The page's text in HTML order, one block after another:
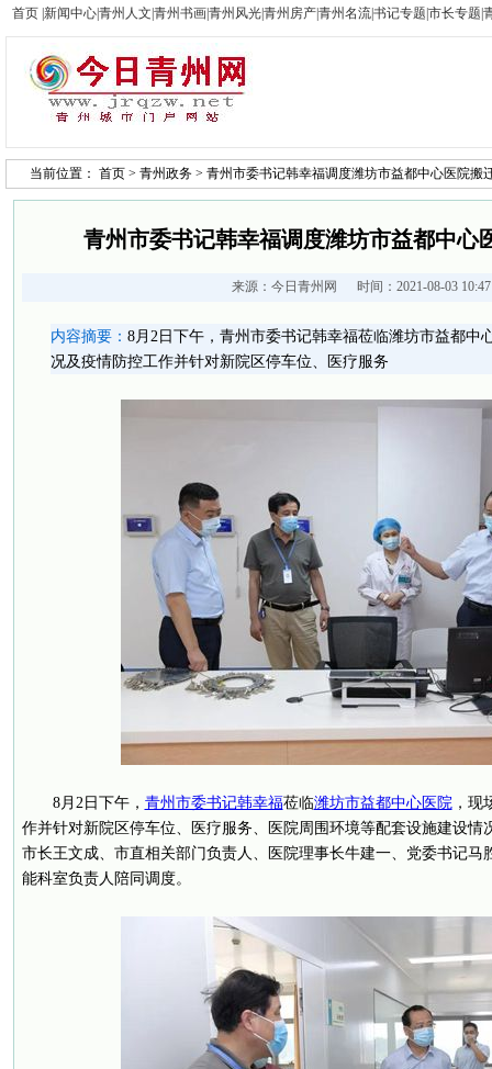
首页 新闻中心青州人文 青州书画青州风光青州房产青州名流书记专题 市长专题
当前位置： 首页 > 青州政务 > 青州市委书记韩幸福调度潍坊市益都中心医院搬
青州市委书记韩幸福调度潍坊市益都中心
来源： 今日青州网 时间：2021-08-03
内容摘要： 8月2日下午，青州市委书记韩幸福莅临潍坊市益都中
况及疫情防控工作并针对新院区停车位、医疗服务
8月2日下午， 青州市委书记韩幸福莅临潍坊市益都中心医院，现
作并针对新院区停车位、医疗服务、医院周围环境等配套设施建设情
市长王文成、市直相关部门负责人、医院理事长牛建一、党委书记马
能科室负责人陪同调度。